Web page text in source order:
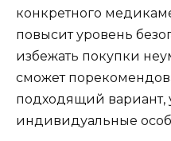
конкретного
повысит уровень
избежать покупки
сможет
подходящий вариант,
индивидуальные